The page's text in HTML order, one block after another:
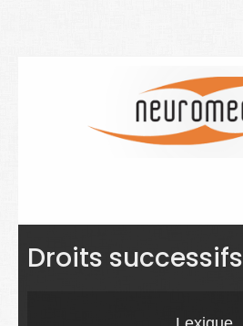
Actualités
Droits successifs